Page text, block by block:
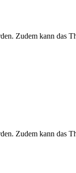
Zudem kann das
Zudem kann das